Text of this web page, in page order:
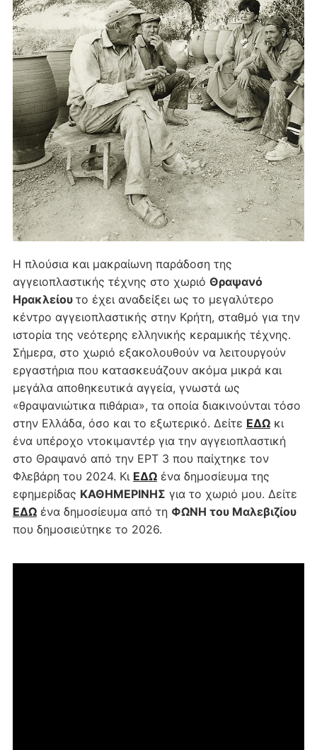
Η πλούσια και μακραίωνη παράδοση της
αγγειοπλαστικής τέχνης στο χωριό Θραψανό
Ηρακλείου το έχει αναδείξει ως το μεγαλύτερο
κέντρο αγγειοπλαστικής στην Κρήτη, σταθμό για την
ιστορία της νεότερης ελληνικής κεραμικής τέχνης.
Σήμερα, στο χωριό εξακολουθούν να λειτουργούν
εργαστήρια που κατασκευάζουν ακόμα μικρά και
μεγάλα αποθηκευτικά αγγεία, γνωστά ως
«θραψανιώτικα πιθάρια», τα οποία διακινούνται τόσο
στην Ελλάδα, όσο και το εξωτερικό. Δείτε ΕΔΩκι
ένα υπέροχο ντοκιμαντέρ για την αγγειοπλαστική
στο Θραψανό από την ΕΡΤ 3 που παίχτηκε τον
Φλεβάρη του 2024. Κι ΕΔΩένα δημοσίευμα της
εφημερίδας ΚΑΘΗΜΕΡΙΝΗΣ για το χωριό μου. Δείτε
ΕΔΩένα δημοσίευμα από τη ΦΩΝΗ του Μαλεβιζίου
που δημοσιεύτηκε το 2026.